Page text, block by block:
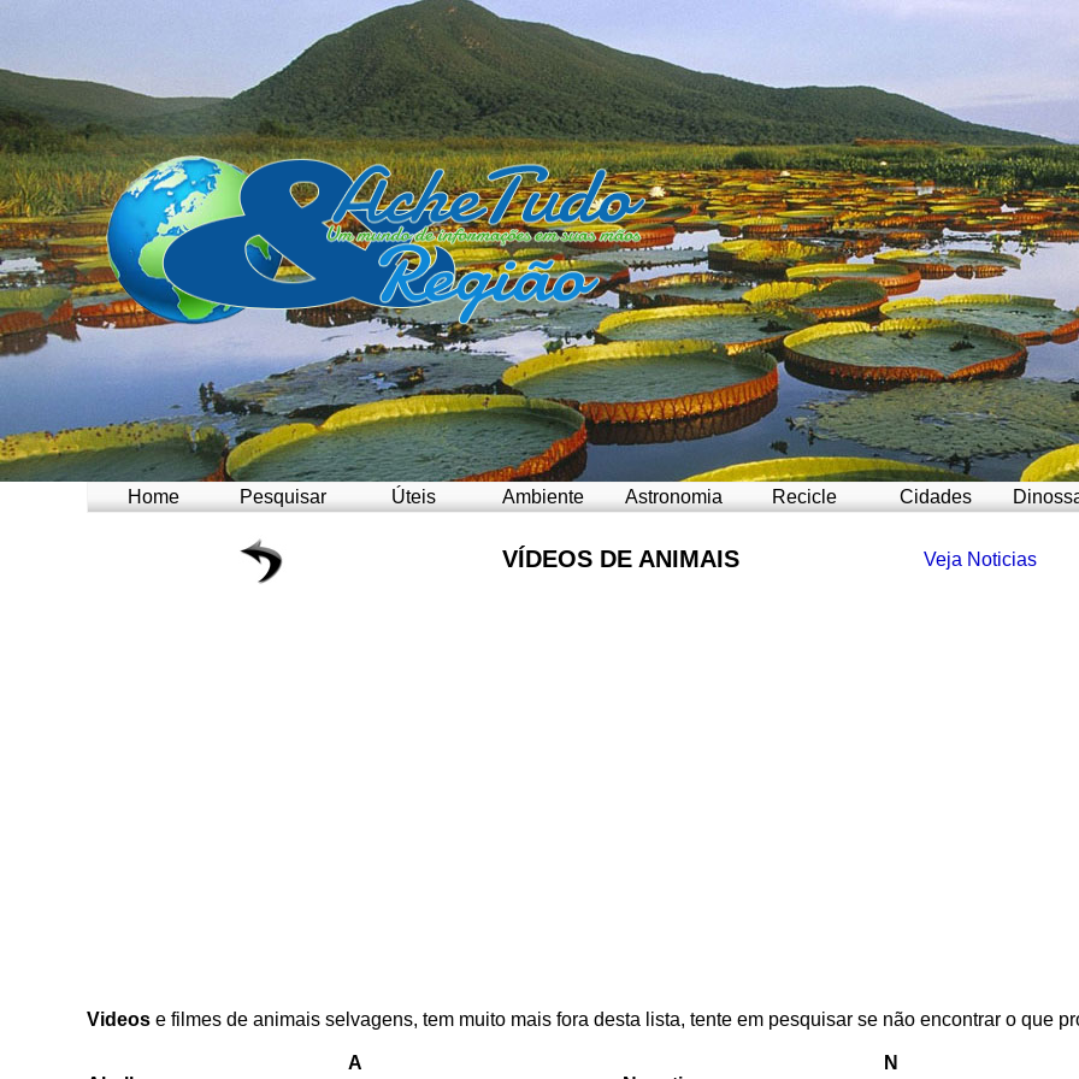
Home Pesquisar Úteis Ambiente Astronomia Recicle Cidades
VÍDEOS DE ANIMAIS Veja Noticias
Videos e filmes de animais selvagens, tem muito mais fora desta lista, tente em pesquisar se não encontrar o que
A
N